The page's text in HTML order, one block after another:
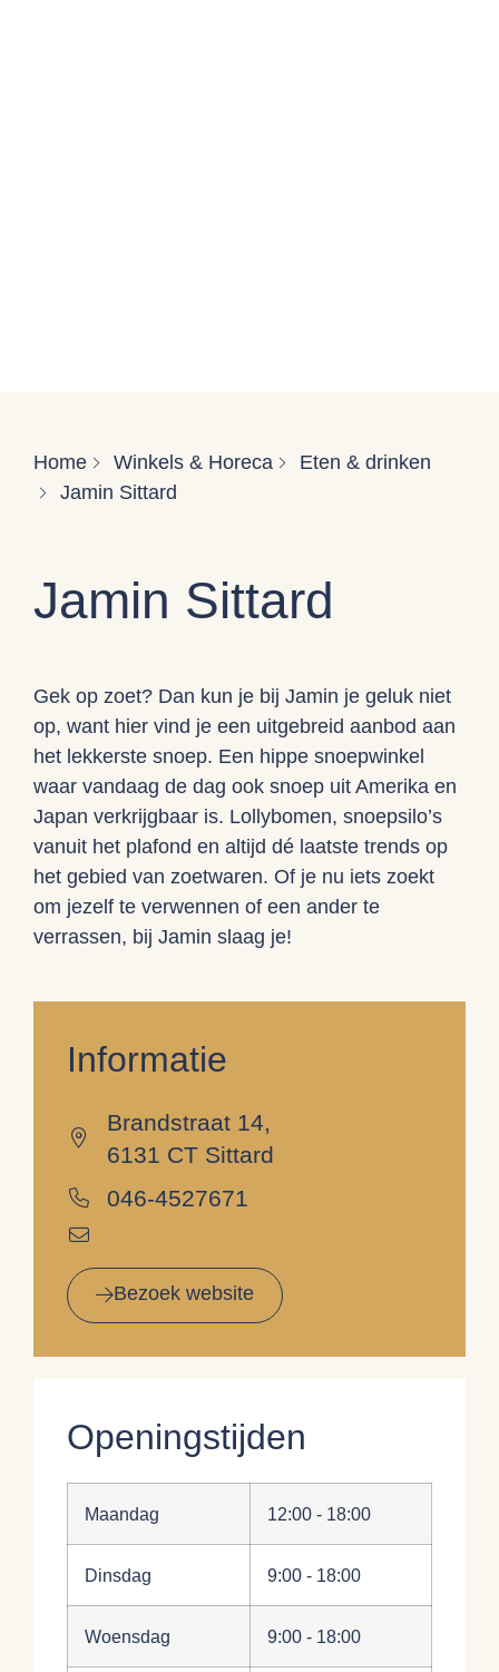
Home Winkels & Horeca
Eten & drinken
Jamin Sittard
Jamin Sittard
Gek op zoet? Dan kun je bij Jamin je geluk niet
op, want hier vind je een uitgebreid aanbod aan
het lekkerste snoep. Een hippe snoepwinkel
waar vandaag de dag ook snoep uit Amerika en
Japan verkrijgbaar is. Lollybomen, snoepsilo’s
vanuit het plafond en altijd dé laatste trends op
het gebied van zoetwaren. Of je nu iets zoekt
om jezelf te verwennen of een ander te
verrassen, bij Jamin slaag je!
Informatie
Brandstraat 14,
6131 CT Sittard
046-4527671
Bezoek website
Openingstijden
Maandag 12:00 - 18:00
Dinsdag 9:00 - 18:00
Woensdag 9:00 - 18:00